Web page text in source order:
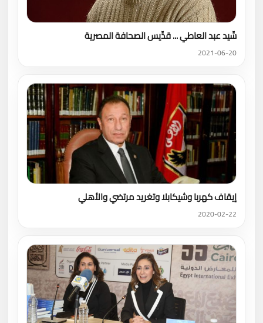
سِّيد عبد العاطي ... قدِّيس الصحافة المصرية
2021-06-20
إيقاف كهربا وشيكابلا وتغريد مرتضي والأهلي
2020-02-22